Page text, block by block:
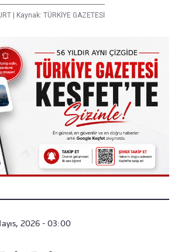
| Kaynak: TÜRKİYE GAZETESİ
2026 - 03:00